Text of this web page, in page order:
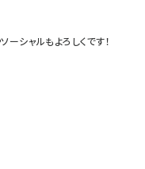
シャルもよろしくです！